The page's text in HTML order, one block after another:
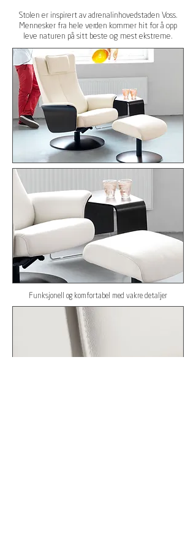
Stolen er inspirert av adrenalinhovedstaden Voss.
Mennesker fra hele verden kommer hit for å opp
leve naturen på sitt beste og mest ekstreme.
Funksjonell og komfortabel med vakre detaljer